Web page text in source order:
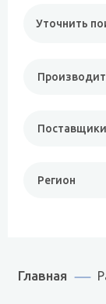
Уточнить
Поставщики
Регион
Главная